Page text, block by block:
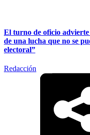
El turno de oficio advierte
de una lucha que no se
electoral”
Redacción